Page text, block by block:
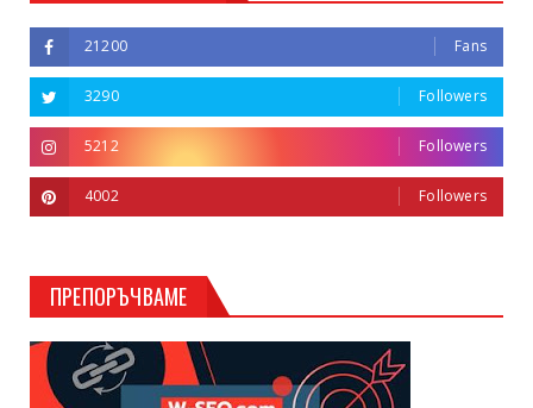
21200 Fans
3290 Followers
5212 Followers
4002 Followers
ПРЕПОРЪЧВАМЕ